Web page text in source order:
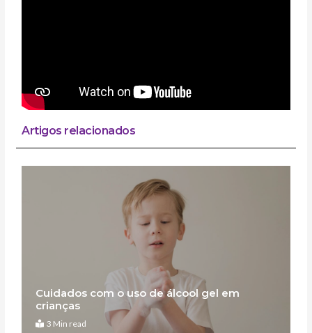
Artigos relacionados
Cuidados com o uso de álcool gel em
crianças
3 Min read